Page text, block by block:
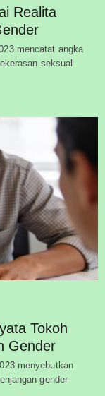
Realita
mencatat angka
seksual
Tokoh
Gender
menyebutkan
gender